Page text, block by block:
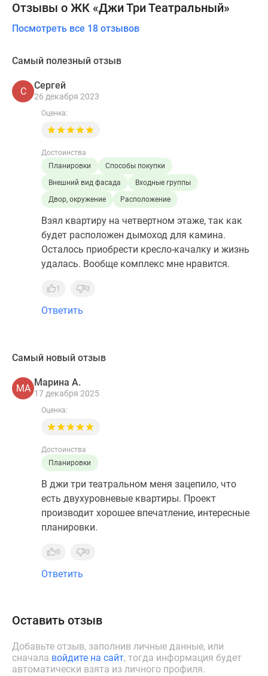
Отзывы о ЖК «Джи Три Театральный»
Посмотреть все 18 отзывов
Самый полезный отзыв
С
Сергей
26 декабря 2023
Оценка:
Достоинства
Планировки
Способы покупки
Внешний вид фасада
Входные группы
Двор, окружение
Расположение
Взял квартиру на четвертном этаже, так как
будет расположен дымоход для камина.
Осталось приобрести кресло-качалку и жизнь
удалась. Вообще комплекс мне нравится.
1 0
Ответить
Самый новый отзыв
МА
Марина А.
17 декабря 2025
Оценка:
Достоинства
Планировки
В джи три театральном меня зацепило, что
есть двухуровневые квартиры. Проект
производит хорошее впечатление, интересные
планировки.
0 0
Ответить
Оставить отзыв
Добавьте отзыв, заполнив личные данные, или
сначала войдите на сайт, тогда информация будет
автоматически взята из личного профиля.